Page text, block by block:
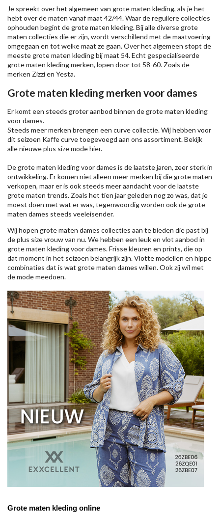
Je spreekt over het algemeen van grote maten kleding, als je het
hebt over de maten vanaf maat 42/44. Waar de reguliere collecties
ophouden begint de grote maten kleding. Bij alle diverse grote
maten collecties die er zijn, wordt verschillend met de maatvoering
omgegaan en tot welke maat ze gaan. Over het algemeen stopt de
meeste grote maten kleding bij maat 54. Echt gespecialiseerde
grote maten kleding merken, lopen door tot 58-60. Zoals de
merken Zizzien Yesta.
Grote maten kleding merken voor dames
Er komt een steeds groter aanbod binnen de grote maten kleding
voor dames.
Steeds meer merken brengen een curve collectie. Wij hebben voor
dit seizoen Kaffecurve toegevoegd aan ons assortiment. Bekijk
alle nieuweplus size modehier.
De grote maten kleding voor dames is de laatste jaren, zeer sterk in
ontwikkeling. Er komen niet alleen meer merken bij die grote maten
verkopen, maar er is ook steeds meer aandacht voor de laatste
grote maten trends. Zoals het tien jaar geleden nog zo was, dat je
moest doen met wat er was, tegenwoordig worden ook de grote
maten dames steeds veeleisender.
Wij hopen grote maten dames collecties aan te bieden die past bij
de plus size vrouw van nu. We hebben een leuk en vlot aanbod in
grote maten kleding voor dames. Frisse kleuren en prints, die op
dat moment in het seizoen belangrijk zijn. Vlotte modellen en hippe
combinaties dat is wat grote maten dames willen. Ook zij wil met
de mode meedoen.
Grote maten kleding online